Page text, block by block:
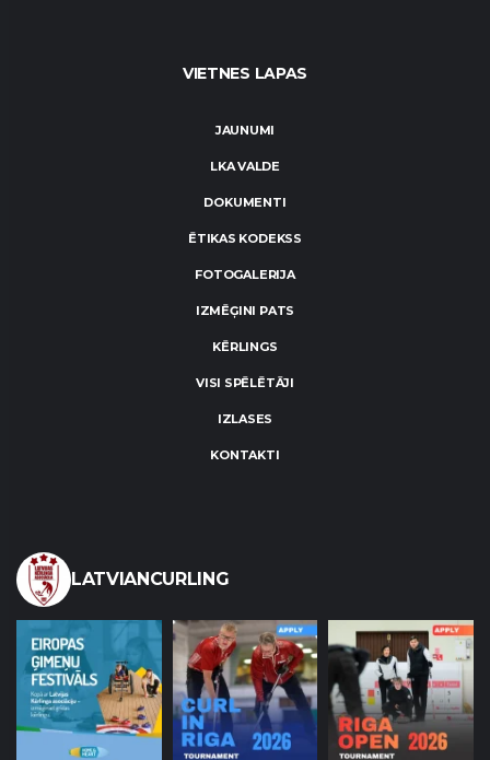
VIETNES LAPAS
JAUNUMI
LKA VALDE
DOKUMENTI
ĒTIKAS KODEKSS
FOTOGALERIJA
IZMĒĢINI PATS
KĒRLINGS
VISI SPĒLĒTĀJI
IZLASES
KONTAKTI
LATVIANCURLING